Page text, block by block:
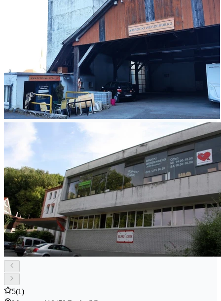
5(1)